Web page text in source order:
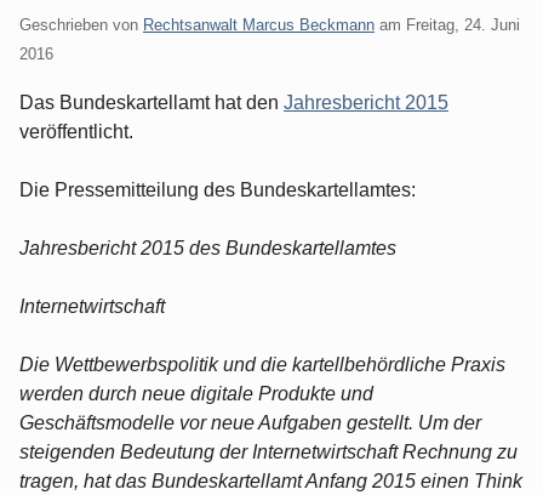
Geschrieben von Rechtsanwalt Marcus Beckmann am Freitag, 24. Juni
2016
Das Bundeskartellamt hat den Jahresbericht 2015
veröffentlicht.
Die Pressemitteilung des Bundeskartellamtes:
Jahresbericht 2015 des Bundeskartellamtes
Internetwirtschaft
Die Wettbewerbspolitik und die kartellbehördliche Praxis
werden durch neue digitale Produkte und
Geschäftsmodelle vor neue Aufgaben gestellt. Um der
steigenden Bedeutung der Internetwirtschaft Rechnung zu
tragen, hat das Bundeskartellamt Anfang 2015 einen Think